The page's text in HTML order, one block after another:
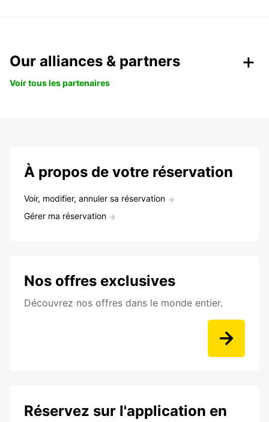
Our alliances & partners
Voir tous les partenaires
À propos de votre réservation
Voir, modifier, annuler sa réservation
Gérer ma réservation
Nos offres exclusives
Découvrez nos offres dans le monde entier.
Réservez sur l'application en